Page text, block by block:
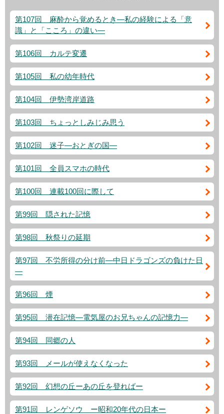
第107回 麻酔から覚めるとき―私の経験による「意
識」と「こころ」の違い―
第106回 カルテ変遷
第105回 私の幼年時代
第104回 伊勢湾岸道路
第103回 ちょっとしみじみ思う
第102回 迷子―おとぎの国―
第101回 全員スマホの時代
第100回 連載100回に際して
第99回 隠された記憶
第98回 秋祭りの延期
第97回 不労所得の分け前―中日ドラゴンズの負けた日
―
第96回 煙
第95回 潜在記憶―電気屋のお兄ちゃんの記憶力―
第94回 同郷の人
第93回 メールが使えなくなった
第92回 幻想の丘ーあの丘を登ればー
第91回 レンゲソウ ー昭和20年代の日本ー